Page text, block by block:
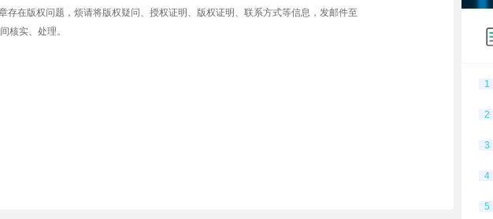
存在版权问题，烦请将版权疑问、授权证明、版权证明、联系方式等信息，发邮件至
核实、处理。
1
2
3
4
5